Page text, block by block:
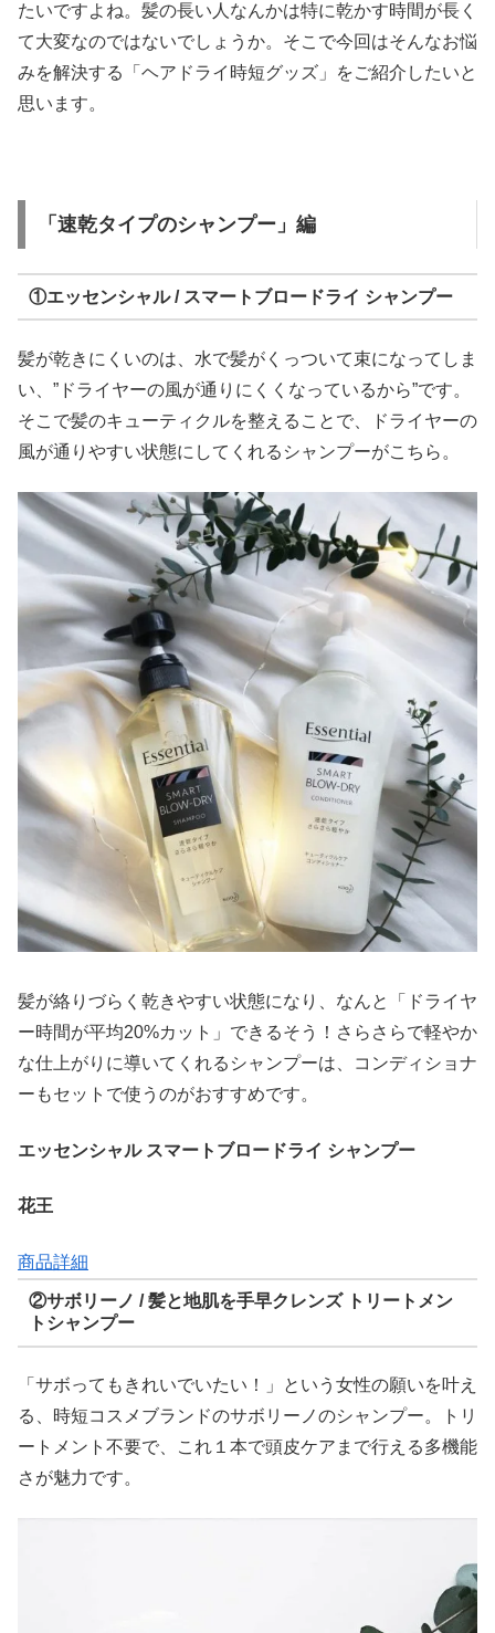
たいですよね。髪の長い人なんかは特に乾かす時間が長く
て大変なのではないでしょうか。そこで今回はそんなお悩
みを解決する「ヘアドライ時短グッズ」をご紹介したいと
思います。
「速乾タイプのシャンプー」編
①エッセンシャル / スマートブロードライ シャンプー
髪が乾きにくいのは、水で髪がくっついて束になってしま
い、”ドライヤーの風が通りにくくなっているから”です。
そこで髪のキューティクルを整えることで、ドライヤーの
風が通りやすい状態にしてくれるシャンプーがこちら。
髪が絡りづらく乾きやすい状態になり、なんと「ドライヤ
ー時間が平均20%カット」できるそう！さらさらで軽やか
な仕上がりに導いてくれるシャンプーは、コンディショナ
ーもセットで使うのがおすすめです。
エッセンシャル スマートブロードライ シャンプー
花王
商品詳細
②サボリーノ / 髪と地肌を手早クレンズ トリートメン
トシャンプー
「サボってもきれいでいたい！」という女性の願いを叶え
る、時短コスメブランドのサボリーノのシャンプー。トリ
ートメント不要で、これ１本で頭皮ケアまで行える多機能
さが魅力です。